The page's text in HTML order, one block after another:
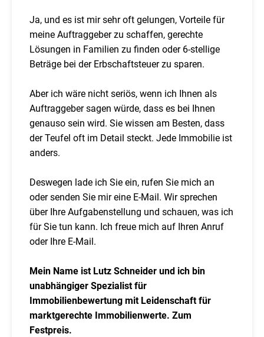
Ja, und es ist mir sehr oft gelungen, Vorteile für
meine Auftraggeber zu schaffen, gerechte
Lösungen in Familien zu finden oder 6-stellige
Beträge bei der Erbschaftsteuer zu sparen.
Aber ich wäre nicht seriös, wenn ich Ihnen als
Auftraggeber sagen würde, dass es bei Ihnen
genauso sein wird. Sie wissen am Besten, dass
der Teufel oft im Detail steckt. Jede Immobilie ist
anders.
Deswegen lade ich Sie ein, rufen Sie mich an
oder senden Sie mir eine E-Mail. Wir sprechen
über Ihre Aufgabenstellung und schauen, was ich
für Sie tun kann. Ich freue mich auf Ihren Anruf
oder Ihre E-Mail.
Mein Name ist Lutz Schneider und ich bin
unabhängiger Spezialist für
Immobilienbewertung mit Leidenschaft für
marktgerechte Immobilienwerte. Zum
Festpreis.